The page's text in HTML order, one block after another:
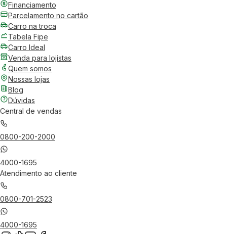
Financiamento
Parcelamento no cartão
Carro na troca
Tabela Fipe
Carro Ideal
Venda para lojistas
Quem somos
Nossas lojas
Blog
Dúvidas
Central de vendas
0800-200-2000
4000-1695
Atendimento ao cliente
0800-701-2523
4000-1695